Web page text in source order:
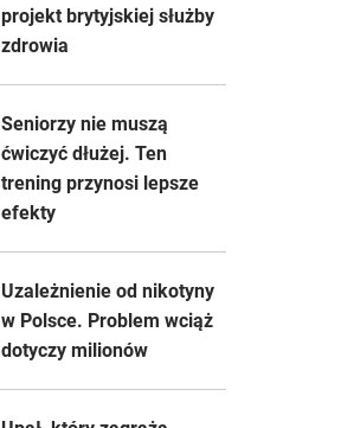
projekt brytyjskiej służby
zdrowia
Seniorzy nie muszą
ćwiczyć dłużej. Ten
trening przynosi lepsze
efekty
Uzależnienie od nikotyny
w Polsce. Problem wciąż
dotyczy milionów